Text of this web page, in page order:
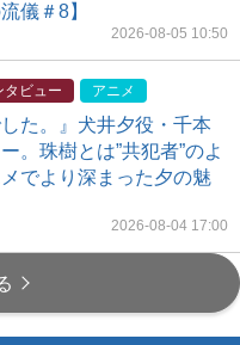
儀＃8】
2026-08-05 10:50
タビュー アニメ
た。』犬井夕役・千本
。珠樹とは”共犯者”のよ
でより深まった夕の魅
2026-08-04 17:00